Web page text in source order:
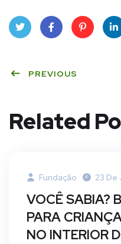
ter
book
eres
PREVIOUS
Related
Fundação 23 De
VOCÊ SABIA?
PARA
NO INTERIOR